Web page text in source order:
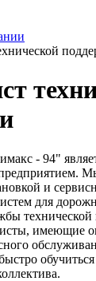
- 94"
и
для
имеющие